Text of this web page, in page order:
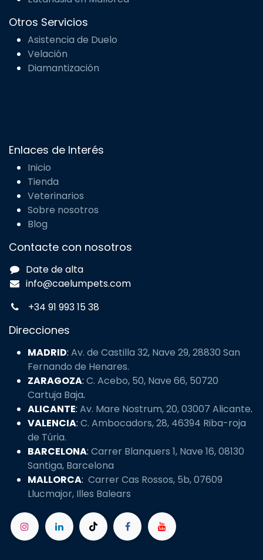
Incineración de Mascotas
Incineración en Madrid
Incineración en Barcelona
Incineración en Valencia
Incineración en Zaragoza
Eutanasia en Madrid
Eutanasia en Barcelona
Eutanasia en Valencia
Eutanasia en Zaragoza
Eutanasia en Alicante
Eutanasia en Mallorca
Asistencia de Duelo
Velación
Diamantización
Enlaces de Interés
Inicio
Tienda
Veterinarios
Sobre nosotros
Blog
Contacte con nosotros
Date de alta
info@caelumpets.com
+34 91 993 15 38